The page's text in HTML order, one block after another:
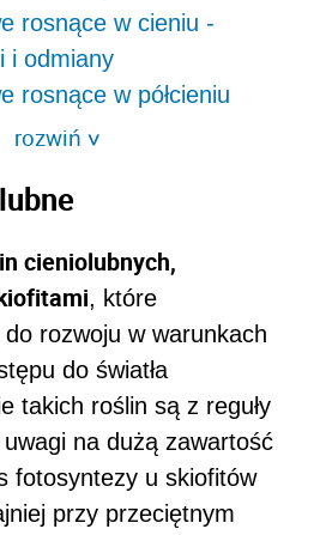
rosnące w cieniu -
i odmiany
rosnące w półcieniu
rozwiń>
cieniolubnych,
, które
rozwoju w warunkach
do światła
takich roślin są z reguły
na dużą zawartość
fotosyntezy u skiofitów
przy przeciętnym